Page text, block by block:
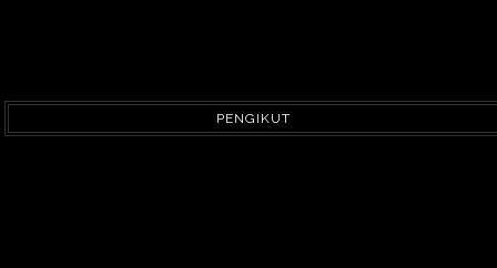
PENGIKUT